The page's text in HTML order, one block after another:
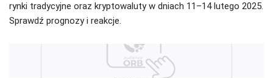
rynki tradycyjne oraz kryptowaluty w dniach 11–14 lutego 2025.
Sprawdź prognozy i reakcje.